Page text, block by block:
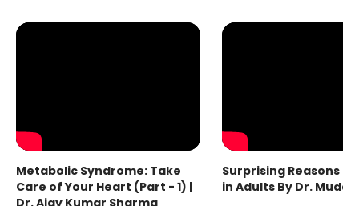
Metabolic Syndrome: Take
Care of Your Heart (Part - 1) |
Dr. Ajay Kumar Sharma
Surprising Reasons
in Adults By Dr.